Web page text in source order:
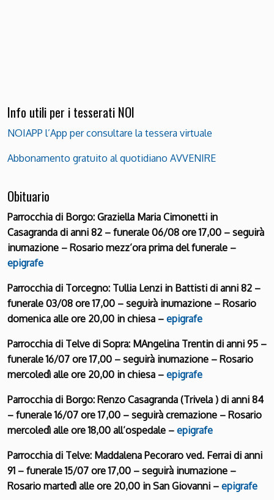
Info utili per i tesserati NOI
NOIAPP l’App per consultare la tessera virtuale
Abbonamento gratuito al quotidiano AVVENIRE
Obituario
Parrocchia di Borgo: Graziella Maria Cimonetti in
Casagranda di anni 82 – funerale 06/08 ore 17,00 – seguirà
inumazione – Rosario mezz’ora prima del funerale –
epigrafe
Parrocchia di Torcegno: Tullia Lenzi in Battisti di anni 82 –
funerale 03/08 ore 17,00 – seguirà inumazione – Rosario
domenica alle ore 20,00 in chiesa – epigrafe
Parrocchia di Telve di Sopra: MAngelina Trentin di anni 95 –
funerale 16/07 ore 17,00 – seguirà inumazione – Rosario
mercoledì alle ore 20,00 in chiesa – epigrafe
Parrocchia di Borgo: Renzo Casagranda (Trivela ) di anni 84
– funerale 16/07 ore 17,00 – seguirà cremazione – Rosario
mercoledì alle ore 18,00 all’ospedale – epigrafe
Parrocchia di Telve: Maddalena Pecoraro ved. Ferrai di anni
91 – funerale 15/07 ore 17,00 – seguirà inumazione –
Rosario martedì alle ore 20,00 in San Giovanni – epigrafe